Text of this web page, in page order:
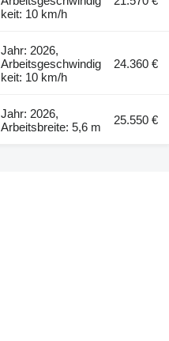
keit: 10 km/h
Jahr: 2026,
Arbeitsgeschwindig
keit: 10 km/h
24.360 €
Jahr: 2026,
Arbeitsbreite: 5,6 m
25.550 €